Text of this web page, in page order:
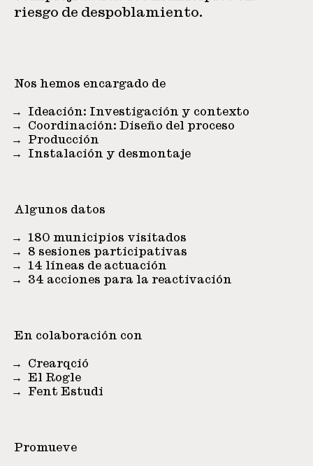
riesgo de despoblamiento.
Nos hemos encargado de
Ideación: Investigación y contexto
Coordinación: Diseño del proceso
Producción
Instalación y desmontaje
Algunos datos
180 municipios visitados
8 sesiones participativas
14 líneas de actuación
34 acciones para la reactivación
En colaboración con
Crearqció
El Rogle
Fent Estudi
Promueve